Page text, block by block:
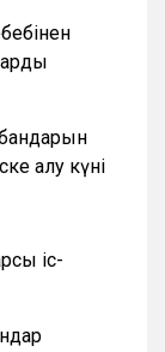
алу күні
іс-